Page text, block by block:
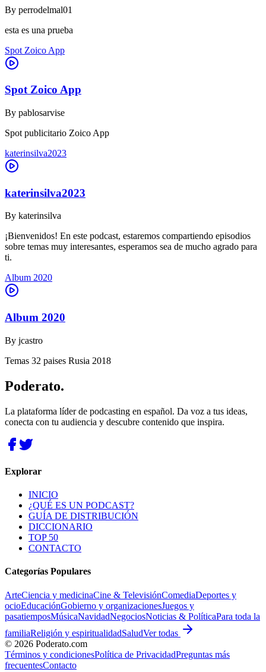
By perrodelmal01
esta es una prueba
Spot Zoico App
Spot Zoico App
By pablosarvise
Spot publicitario Zoico App
katerinsilva2023
katerinsilva2023
By katerinsilva
¡Bienvenidos! En este podcast, estaremos compartiendo episodios
sobre temas muy interesantes, esperamos sea de mucho agrado para
ti.
Album 2020
Album 2020
By jcastro
Temas 32 paises Rusia 2018
Poderato.
La plataforma líder de podcasting en español. Da voz a tus ideas,
conecta con tu audiencia y descubre contenido que inspira.
Explorar
INICIO
¿QUÉ ES UN PODCAST?
GUÍA DE DISTRIBUCIÓN
DICCIONARIO
TOP 50
CONTACTO
Categorías Populares
ArteCiencia y medicinaCine & TelevisiónComediaDeportes y
ocioEducaciónGobierno y organizacionesJuegos y
pasatiemposMúsicaNavidadNegociosNoticias & PolíticaPara toda la
familiaReligión y espiritualidadSaludVer todas
© 2026 Poderato.com
Términos y condicionesPolítica de PrivacidadPreguntas más
frecuentesContacto